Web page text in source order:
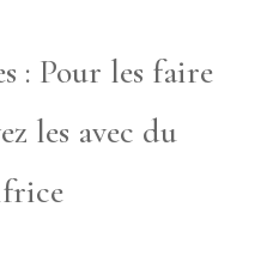
: Pour les faire
les avec du